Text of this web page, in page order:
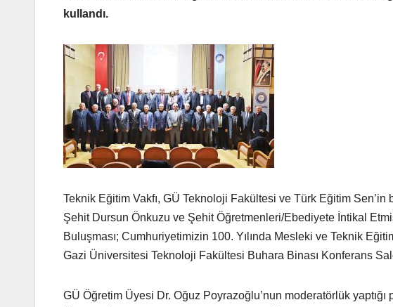
kullandı.
Teknik Eğitim Vakfı, GÜ Teknoloji Fakültesi ve Türk Eğitim
Şehit Dursun Önkuzu ve Şehit Öğretmenleri/Ebediyete İntikal
Buluşması; Cumhuriyetimizin 100. Yılında Mesleki ve Teknik
Gazi Üniversitesi Teknoloji Fakültesi Buhara Binası Konferans
GÜ Öğretim Üyesi Dr. Oğuz Poyrazoğlu’nun moderatörlük